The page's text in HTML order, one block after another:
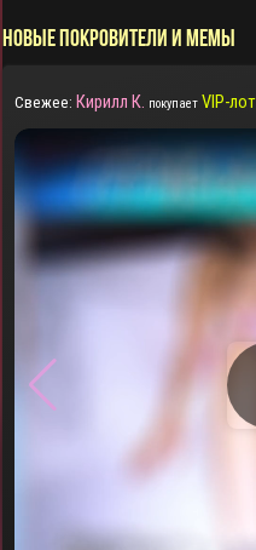
НОВЫЕ ПОКРОВИТЕЛИ И МЕМЫ
Свежее: Кирилл К. покупает VIP-лот